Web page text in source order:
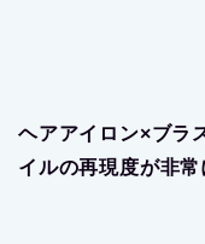
ヘアアイロン×ブラ
イルの再現度が非